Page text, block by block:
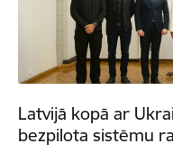
Latvijā kopā ar
bezpilota sistēmu